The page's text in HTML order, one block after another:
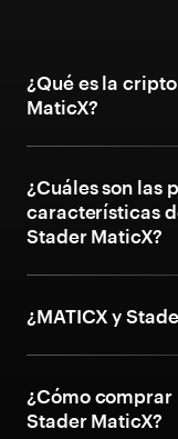
¿Qué es la
MaticX?
¿Cuáles son las
características
Stader MaticX?
¿MATICX y
¿Cómo
Stader MaticX?